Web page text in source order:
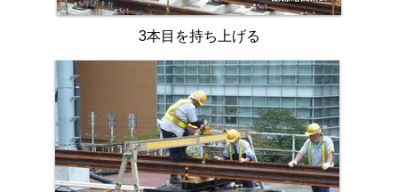
3本目を持ち上げる